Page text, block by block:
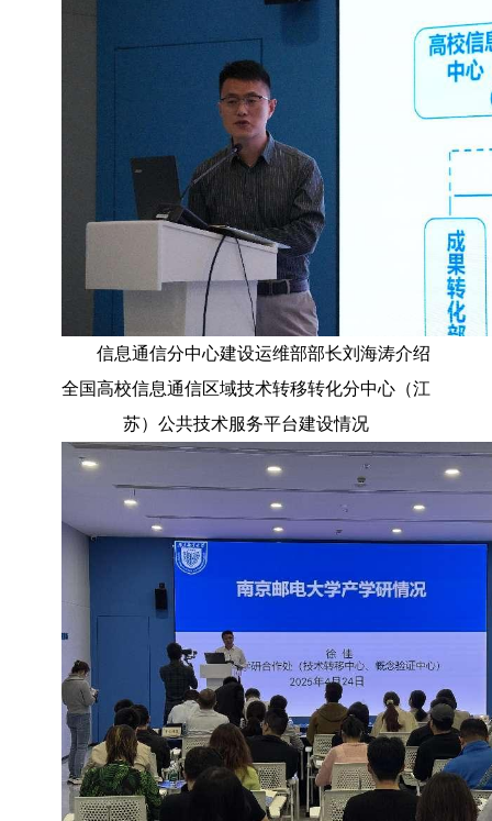
信息通信分中心建设运维部部长刘海涛介绍
全国高校信息通信区域技术转移转化分中心（江
苏）公共技术服务平台建设情况